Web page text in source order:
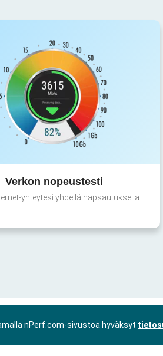
Verkon nopeustesti
yhteytesi yhdellä napsautuksella
nPerf.com-sivustoa hyväksyt